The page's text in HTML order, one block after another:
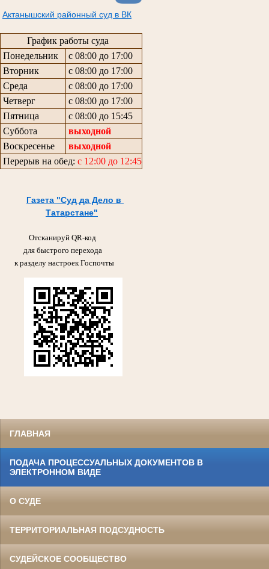
Актанышский районный суд в ВК
График работы суда
Понедельник
с 08:00 до 17:00
Вторник
с 08:00 до 17:00
Среда
с 08:00 до 17:00
Четверг
с 08:00 до 17:00
Пятница
с 08:00 до 15:45
Суббота
выходной
Воскресенье
выходной
Перерыв на обед: с 12:00 до 12:45
Газета "Суд да Дело в
Татарстане"
Отсканируй QR-код
для быстрого перехода
к разделу настроек Госпочты
ГЛАВНАЯ
ПОДАЧА ПРОЦЕССУАЛЬНЫХ ДОКУМЕНТОВ В
ЭЛЕКТРОННОМ ВИДЕ
О СУДЕ
ТЕРРИТОРИАЛЬНАЯ ПОДСУДНОСТЬ
СУДЕЙСКОЕ СООБЩЕСТВО